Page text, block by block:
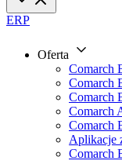
ERP
Oferta
Comarch
Comarch
Comarch
Comarch
Comarch
Aplikacje
Comarch